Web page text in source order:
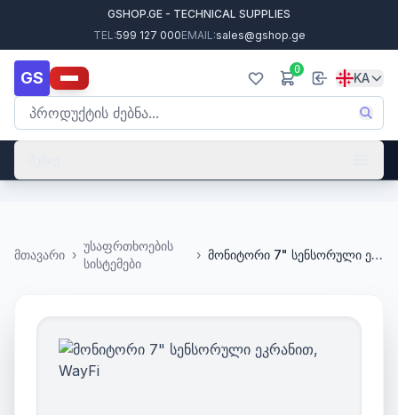
GSHOP.GE - TECHNICAL SUPPLIES
TEL:599 127 000EMAIL:sales@gshop.ge
GS 0
KA
მთავარი ›
უსაფრთხოების
სისტემები
› მონიტორი 7" სენსორული ეკრანით, WayFi